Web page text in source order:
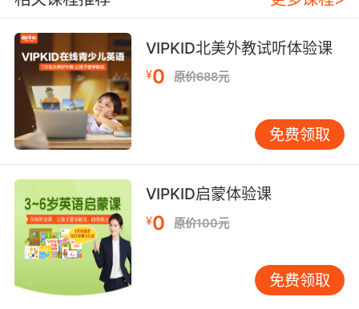
在短语方面，“shrouded in fog”（被雾笼罩）、
“pea souper”（如豌豆汤般浓稠的雾，英国俚
语）等表达能增加描述的生动性和趣味性。例
如，“The city was shrouded in a thick fog,
making it difficult to see more than a few feet
ahead.”（城市被浓雾笼罩，视线范围不超过几英
尺。）
二、文学与日常表达的差异
在文学作品中，描述有雾的天气往往不仅仅是为
了传达信息，更是为了营造氛围、塑造情境。作
家们会运用更加细腻、富有诗意的语言来描绘雾
景，使其成为故事背景或情感载体的一部分。
相比之下，日常交流中的雾天描述则更加注重实
VIPKID北美外教试听体验课
¥0 原价688元
免费领取
VIPKID启蒙体验课
¥0 原价100元
免费领取